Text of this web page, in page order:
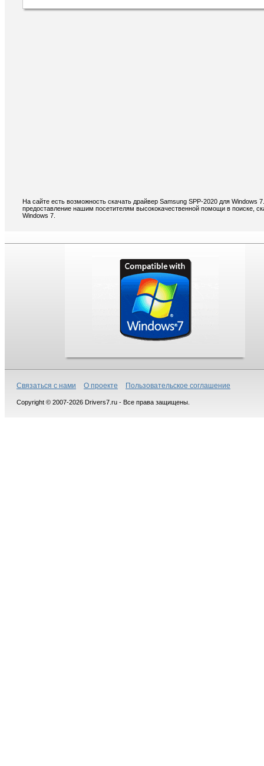
На сайте есть возможность скачать драйвер Samsung SPP-2020 для
предоставление нашим посетителям высококачественной помощи в поиске,
Windows 7.
Связаться с нами О проекте Пользовательское соглашение
Copyright © 2007-2026 Drivers7.ru - Все права защищены.